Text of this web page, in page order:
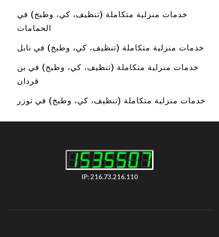
خدمات منزلية متكاملة (تنظيف، كي، وطبخ) في
الحمامات
خدمات منزلية متكاملة (تنظيف، كي، وطبخ) في نابل
خدمات منزلية متكاملة (تنظيف، كي، وطبخ) في بن
قردان
خدمات منزلية متكاملة (تنظيف، كي، وطبخ) في توزر
IP: 216.73.216.110